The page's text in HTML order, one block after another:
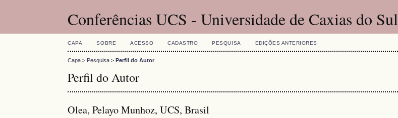
Conferências UCS - Universidade de Caxias do Sul
CAPA SOBRE ACESSO CADASTRO PESQUISA EDIÇÕES ANTERIORES
Capa > Pesquisa >Perfil do Autor
Perfil do Autor
Olea, Pelayo Munhoz, UCS, Brasil